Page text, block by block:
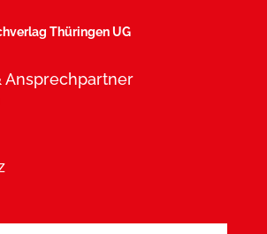
Thüringen UG
Ansprechpartner